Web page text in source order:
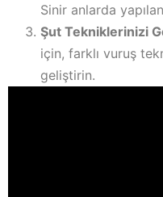
Sinir anlarda
Şut Tekniklerinizi
için, farklı vuruş
geliştirin.